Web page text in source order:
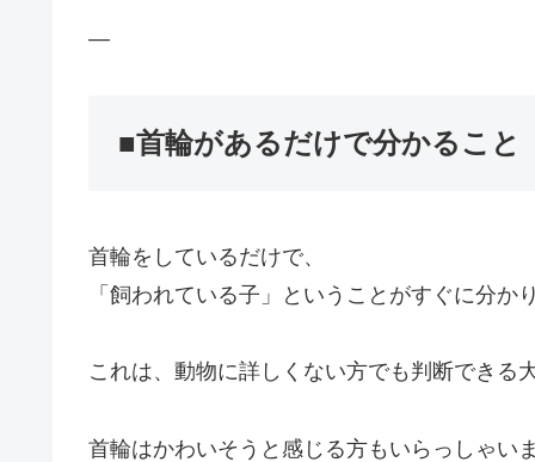
—
■首輪があるだけで分かること
首輪をしているだけで、
「飼われている子」ということがすぐに分か
これは、動物に詳しくない方でも判断できる
首輪はかわいそうと感じる方もいらっしゃいま